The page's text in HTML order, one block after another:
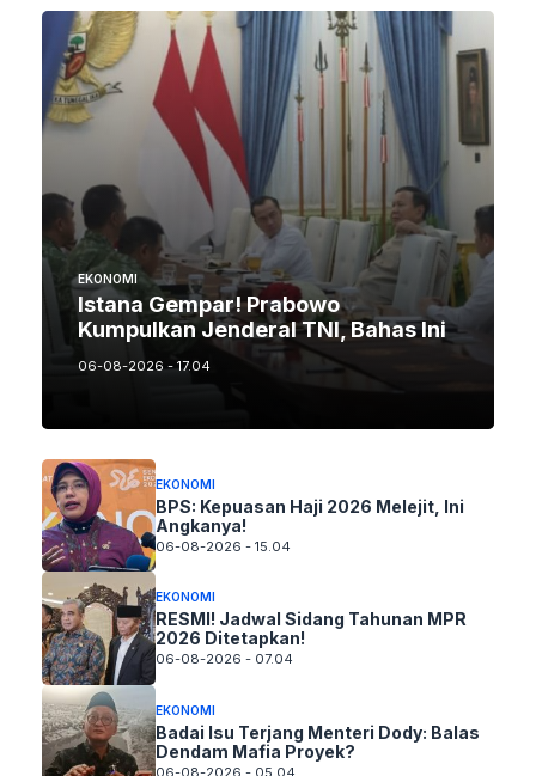
EKONOMI
Istana Gempar! Prabowo
Kumpulkan Jenderal TNI, Bahas Ini
06-08-2026 - 17.04
EKONOMI
BPS: Kepuasan Haji 2026 Melejit, Ini
Angkanya!
06-08-2026 - 15.04
EKONOMI
RESMI! Jadwal Sidang Tahunan MPR
2026 Ditetapkan!
06-08-2026 - 07.04
EKONOMI
Badai Isu Terjang Menteri Dody: Balas
Dendam Mafia Proyek?
06-08-2026 - 05.04